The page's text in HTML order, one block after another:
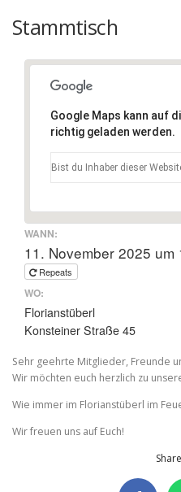
COOKIE-RICHTLINIE (EU)
Stammtisch
Google Maps kann auf
richtig geladen werden.
Bist du Inhaber dieser
WANN:
11. November 2025 um
Repeats
WO:
Florianstüberl
Konsteiner Straße 45
Sehr geehrte Mitglieder, Freunde
Wir möchten euch herzlich zu
Wie immer im Florianstüberl im
Wir freuen uns auf Euch!